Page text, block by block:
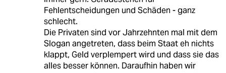
Fehlentscheidungen und Schäden - ganz
schlecht.
Die Privaten sind vor Jahrzehnten mal mit dem
Slogan angetreten, dass beim Staat eh nichts
klappt, Geld verplempert wird und dass sie das
alles besser können. Daraufhin haben wir